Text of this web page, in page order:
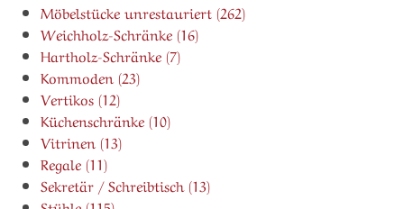
Möbelstücke unrestauriert (262)
Weichholz-Schränke (16)
Hartholz-Schränke (7)
Kommoden (23)
Vertikos (12)
Küchenschränke (10)
Vitrinen (13)
Regale (11)
Sekretär / Schreibtisch (13)